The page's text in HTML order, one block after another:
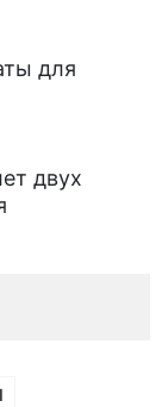
для
двух